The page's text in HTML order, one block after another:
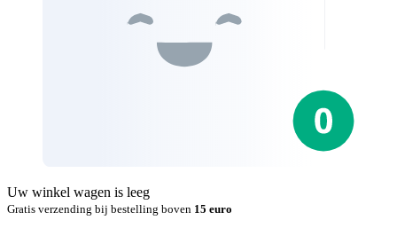
Uw winkel wagen is leeg
Gratis verzending bij bestelling boven 15 euro